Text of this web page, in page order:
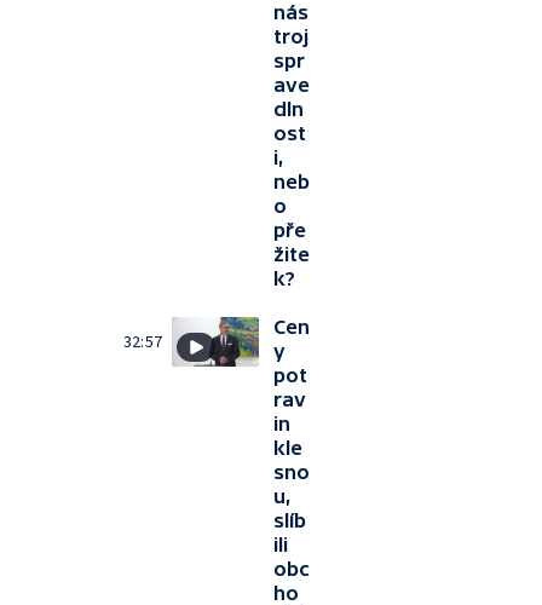
nás
troj
spr
ave
dln
ost
i,
neb
o
pře
žite
k?
32:57
Cen
y
pot
rav
in
kle
sno
u,
slíb
ili
obc
ho